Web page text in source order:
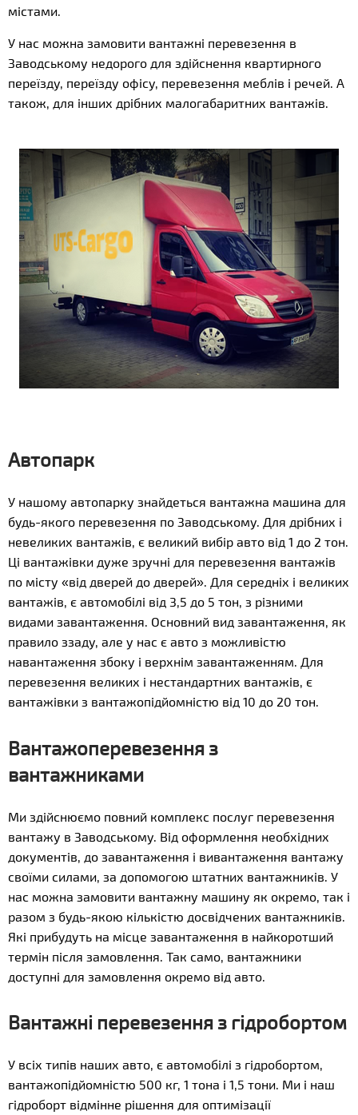
містами.
У нас можна замовити вантажні перевезення в
Заводському недорого для здійснення квартирного
переїзду, переїзду офісу, перевезення меблів і речей. А
також, для інших дрібних малогабаритних вантажів.
Автопарк
У нашому автопарку знайдеться вантажна машина для
будь-якого перевезення по Заводському. Для дрібних і
невеликих вантажів, є великий вибір авто від 1 до 2 тон.
Ці вантажівки дуже зручні для перевезення вантажів
по місту «від дверей до дверей». Для середніх і великих
вантажів, є автомобілі від 3,5 до 5 тон, з різними
видами завантаження. Основний вид завантаження, як
правило ззаду, але у нас є авто з можливістю
навантаження збоку і верхнім завантаженням. Для
перевезення великих і нестандартних вантажів, є
вантажівки з вантажопідйомністю від 10 до 20 тон.
Вантажоперевезення з
вантажниками
Ми здійснюємо повний комплекс послуг перевезення
вантажу в Заводському. Від оформлення необхідних
документів, до завантаження і вивантаження вантажу
своїми силами, за допомогою штатних вантажників. У
нас можна замовити вантажну машину як окремо, так і
разом з будь-якою кількістю досвідчених вантажників.
Які прибудуть на місце завантаження в найкоротший
термін після замовлення. Так само, вантажники
доступні для замовлення окремо від авто.
Вантажні перевезення з гідробортом
У всіх типів наших авто, є автомобілі з гідробортом,
вантажопідйомністю 500 кг, 1 тона і 1,5 тони. Ми і наш
гідроборт відмінне рішення для оптимізації